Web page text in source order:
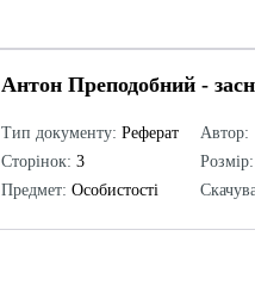
Антон Преподобний -
Тип документу: Реферат
Сторінок: 3
Предмет: Особистості
Автор:
Розмір: